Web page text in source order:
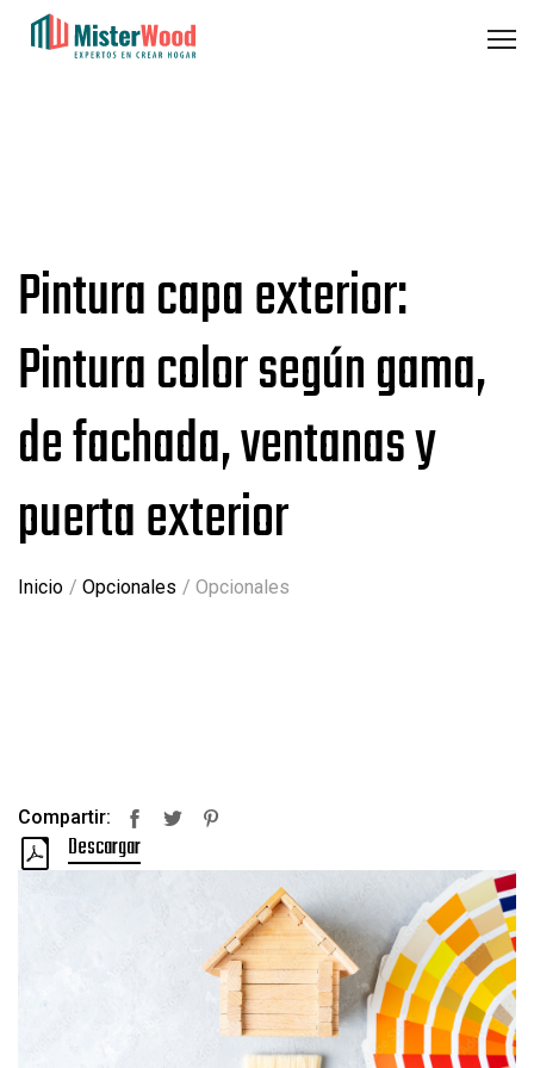
Pintura capa exterior:
Pintura color según gama,
de fachada, ventanas y
puerta exterior
Inicio Opcionales Opcionales
Compartir:
Facebook
Descargar